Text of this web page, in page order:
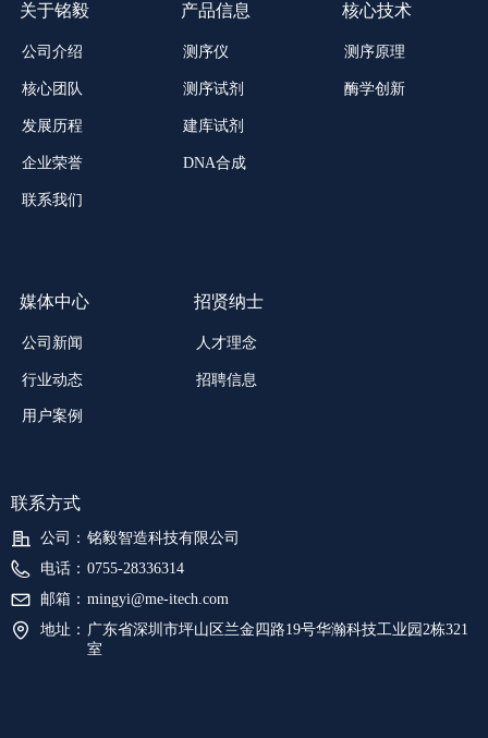
关于铭毅
公司介绍
核心团队
发展历程
企业荣誉
联系我们
产品信息
测序仪
测序试剂
建库试剂
DNA合成
核心技术
测序原理
酶学创新
媒体中心
公司新闻
行业动态
用户案例
招贤纳士
人才理念
招聘信息
联系方式
公司： 铭毅智造科技有限公司
电话： 0755-28336314
邮箱： mingyi@me-itech.com
地址： 广东省深圳市坪山区兰金四路19号华瀚科技工业园2栋321
室